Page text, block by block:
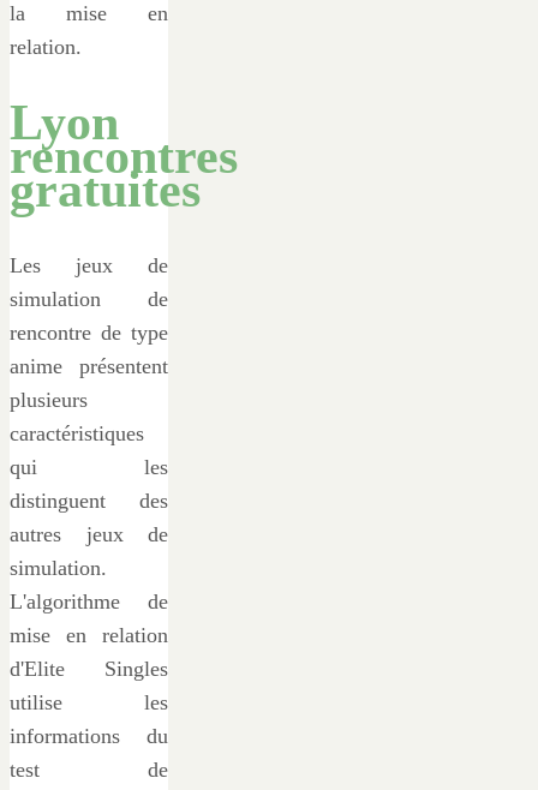
la mise en
relation.
Lyon
rencontres
gratuites
Les jeux de
simulation de
rencontre de type
anime présentent
plusieurs
caractéristiques
qui les
distinguent des
autres jeux de
simulation.
L'algorithme de
mise en relation
d'Elite Singles
utilise les
informations du
test de